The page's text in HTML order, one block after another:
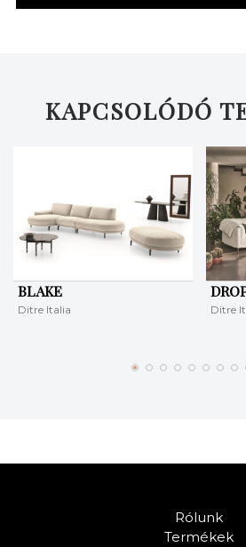
KAPCSOLÓDÓ
BLAKE
Ditre Italia Ditre
Rólunk
Termékek
KERESÉS